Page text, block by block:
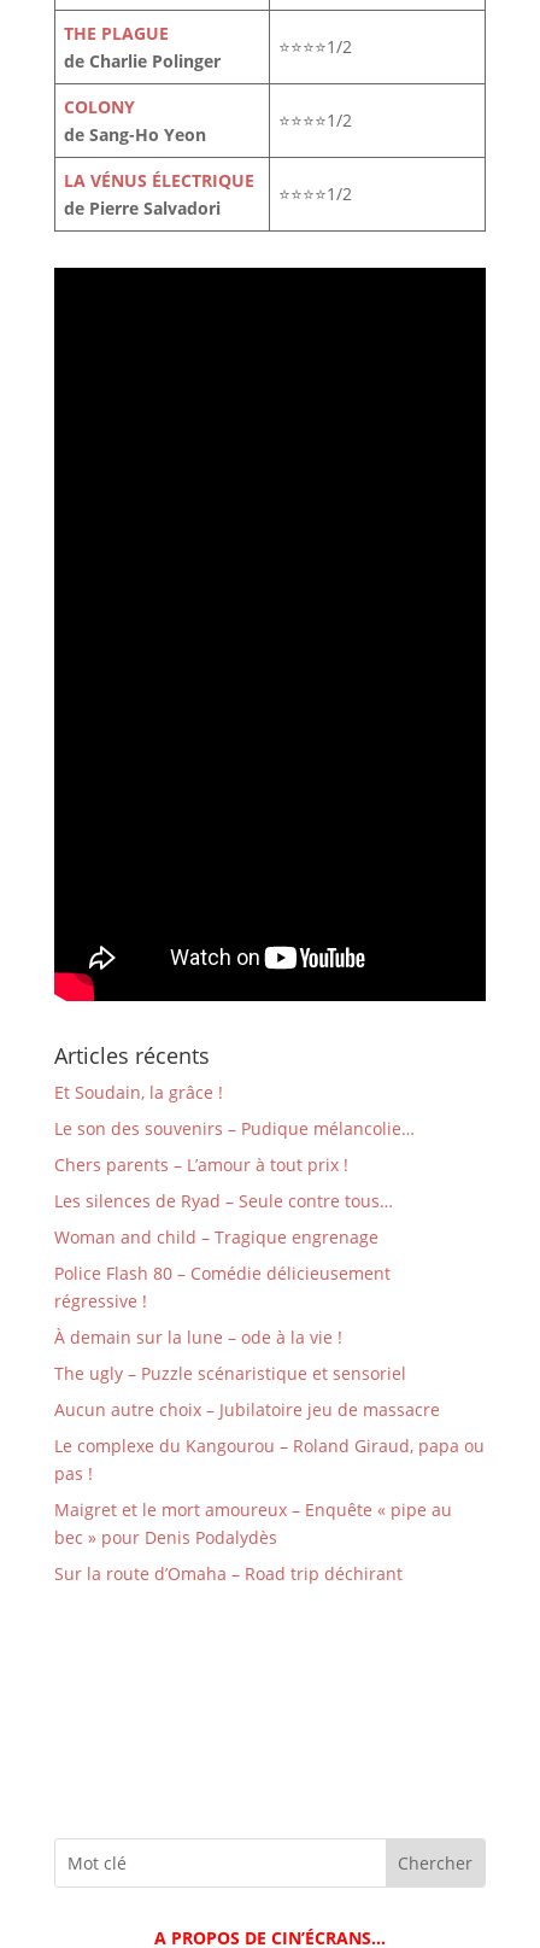
THE PLAGUE
de Charlie Polinger
⭐⭐⭐⭐1/2
COLONY
de Sang-Ho Yeon
⭐⭐⭐⭐1/2
LA VÉNUS ÉLECTRIQUE
de Pierre Salvadori
⭐⭐⭐⭐1/2
Articles récents
Et Soudain, la grâce !
Le son des souvenirs – Pudique mélancolie…
Chers parents – L’amour à tout prix !
Les silences de Ryad – Seule contre tous…
Woman and child – Tragique engrenage
Police Flash 80 – Comédie délicieusement
régressive !
À demain sur la lune – ode à la vie !
The ugly – Puzzle scénaristique et sensoriel
Aucun autre choix – Jubilatoire jeu de massacre
Le complexe du Kangourou – Roland Giraud, papa ou
pas !
Maigret et le mort amoureux – Enquête « pipe au
bec » pour Denis Podalydès
Sur la route d’Omaha – Road trip déchirant
A PROPOS DE CIN’ÉCRANS…